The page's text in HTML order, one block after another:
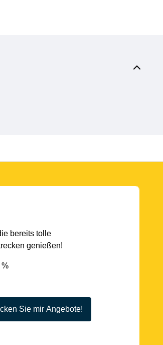
bereits tolle
genießen!
%
Sie mir Angebote!